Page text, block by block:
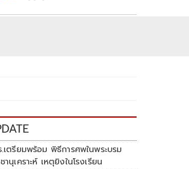
.เตรียมพร้อม พิธีการศพในพระบรม
านุเคราะห์ เหตุยิงในโรงเรียน